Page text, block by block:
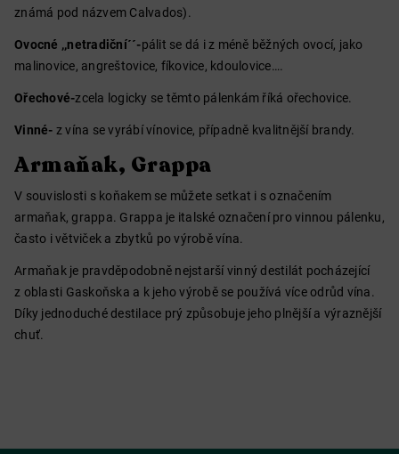
známá pod názvem Calvados).
Ovocné ,,netradiční´´-pálit se dá i z méně běžných ovocí, jako
malinovice, angreštovice, fíkovice, kdoulovice….
Ořechové-zcela logicky se těmto pálenkám říká ořechovice.
Vinné- z vína se vyrábí vínovice, případně kvalitnější brandy.
Armaňak, Grappa
V souvislosti s koňakem se můžete setkat i s označením
armaňak, grappa. Grappa je italské označení pro vinnou pálenku,
často i větviček a zbytků po výrobě vína.
Armaňak je pravděpodobně nejstarší vinný destilát pocházející
z oblasti Gaskoňska a k jeho výrobě se používá více odrůd vína.
Díky jednoduché destilace prý způsobuje jeho plnější a výraznější
chuť.